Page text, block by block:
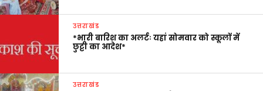
उत्तराखंड
*भारी बारिश का अलर्टः यहां सोमवार को स्कूलों में
छुट्टी का आदेश*
उत्तराखंड